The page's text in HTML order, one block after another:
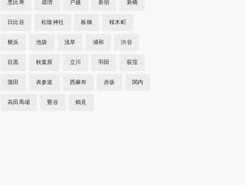
恵比寿 成増 戸越 新宿 新橋
日比谷 松陰神社 板橋 桜木町
横浜 池袋 浅草 浦和 渋谷
目黒 秋葉原 立川 羽田 荻窪
蒲田 表参道 西麻布 赤坂 関内
高田馬場 鶯谷 鶴見